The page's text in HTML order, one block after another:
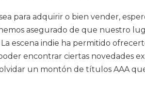
para adquirir o bien vender,
asegurado de que nuestro
escena indie ha permitido
encontrar ciertas novedades
olvidar un montón de títulos AAA